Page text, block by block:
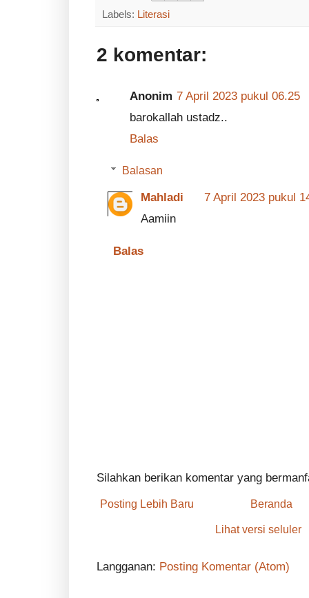
Labels: Literasi
2 komentar:
Anonim 7 April 2023 pukul 06.25
barokallah ustadz..
Balas
Balasan
Mahladi
7 April 2023 pukul
Aamiin
Balas
Silahkan berikan komentar yang
Posting Lebih Baru Beranda
Lihat versi seluler
Langganan: Posting Komentar (Atom)